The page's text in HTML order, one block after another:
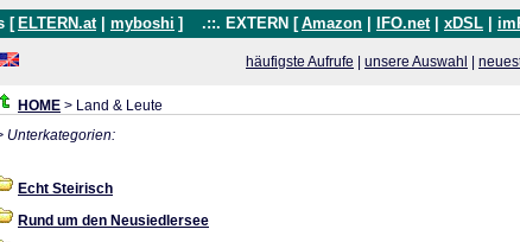
[ ELTERN.at myboshi ] .::. EXTERN [ Amazon IFO.net xDSL
häufigste Aufrufe unsere Auswahl
HOME > Land & Leute
Unterkategorien:
Echt Steirisch
Rund um den Neusiedlersee